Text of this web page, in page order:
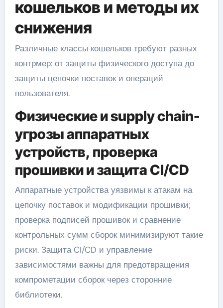
кошельков и методы их
снижения
Различные классы кошельков требуют разных
контрмер: от защиты физического доступа до
защиты цепочки поставок и операций
пользователя.
Физические и supply chain-
угрозы аппаратных
устройств, проверка
прошивки и защита CI/CD
Аппаратные устройства уязвимы к атакам на
цепочку поставок и модификации прошивки;
проверка подписей прошивок и сравнение
контрольных сумм сборок минимизируют такие
риски. Защита CI/CD и управление
зависимостями важны для предотвращения
компрометации сборок через сторонние
библиотеки.